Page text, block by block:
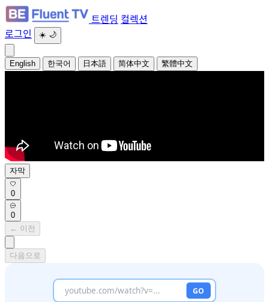
트렌딩 컬렉션
로그인
☀️ 🌙
English 한국어 日本語 简体中文 繁體中文
자막
0
0
← 이전
다음으로